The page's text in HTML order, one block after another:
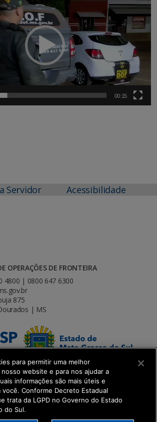
00:15
Servidor Acessibilidade
OPERAÇÕES DE FRONTEIRA
4800 | 0800 647 6300
875
| MS
Executiva de Transformação
para permitir uma melhor
website e para nos ajudar a
informações são mais úteis e
você. Conforme Decreto Estadual
trata da LGPD no Governo do Estado
do Sul.